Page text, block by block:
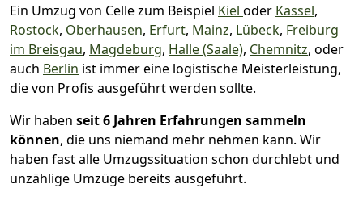
Ein Umzug von Celle zum Beispiel Kiel oder Kassel,
Rostock, Oberhausen, Erfurt, Mainz, Lübeck, Freiburg
im Breisgau, Magdeburg, Halle (Saale), Chemnitz, oder
auch Berlin ist immer eine logistische Meisterleistung,
die von Profis ausgeführt werden sollte.
Wir haben seit6 Jahren Erfahrungen sammeln
können, die uns niemand mehr nehmen kann. Wir
haben fast alle Umzugssituation schon durchlebt und
unzählige Umzüge bereits ausgeführt.